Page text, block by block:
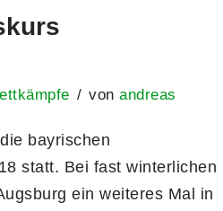
von andreas
bayrischen
statt. Bei fast winterlichen
ein weiteres Mal in